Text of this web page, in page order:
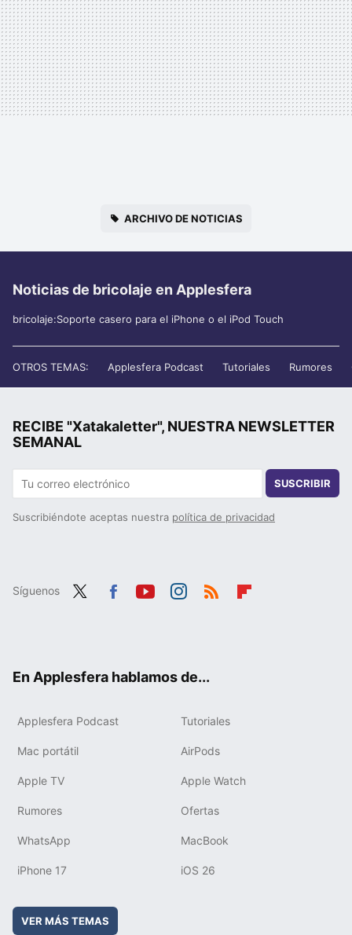
ARCHIVO DE NOTICIAS
Noticias de bricolaje en Applesfera
bricolaje:Soporte casero para el iPhone o el iPod Touch
OTROS TEMAS: Applesfera Podcast Tutoriales Rumores
RECIBE "Xatakaletter", NUESTRA NEWSLETTER
SEMANAL
SUSCRIBIR
Suscribiéndote aceptas nuestra política de privacidad
Síguenos
En Applesfera hablamos de...
Applesfera Podcast Tutoriales
Mac portátil AirPods
Apple TV Apple Watch
Rumores Ofertas
WhatsApp MacBook
iPhone 17 iOS 26
VER MÁS TEMAS